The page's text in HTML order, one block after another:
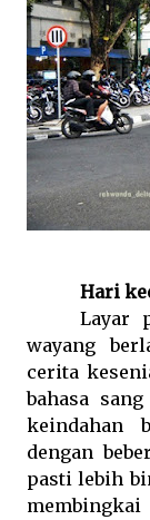
Hari
Layar
wayang
cerita
bahasa
keindahan
dengan
pasti lebih